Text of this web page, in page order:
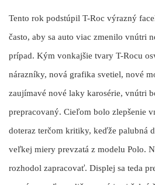
Tento rok podstúpil T-Roc výrazný
často, aby sa auto viac zmenilo vnútri
prípad. Kým vonkajšie tvary T-Rocu
nárazníky, nová grafika svetiel, nové
zaujímavé nové laky karosérie, vnútri
prepracovaný. Cieľom bolo zlepšenie
doteraz terčom kritiky, keďže palubná
veľkej miery prevzatá z modelu Polo.
rozhodol zapracovať. Displej sa teda